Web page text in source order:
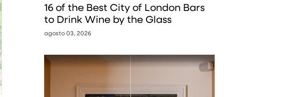
16 of the Best City of London Bars
to Drink Wine by the Glass
agosto 03, 2026